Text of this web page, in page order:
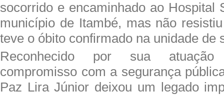
socorrido e encaminhado ao Hospital
município de Itambé, mas não
teve o óbito confirmado na unidade de
Reconhecido por sua
compromisso com a segurança
Paz Lira Júnior deixou um legado